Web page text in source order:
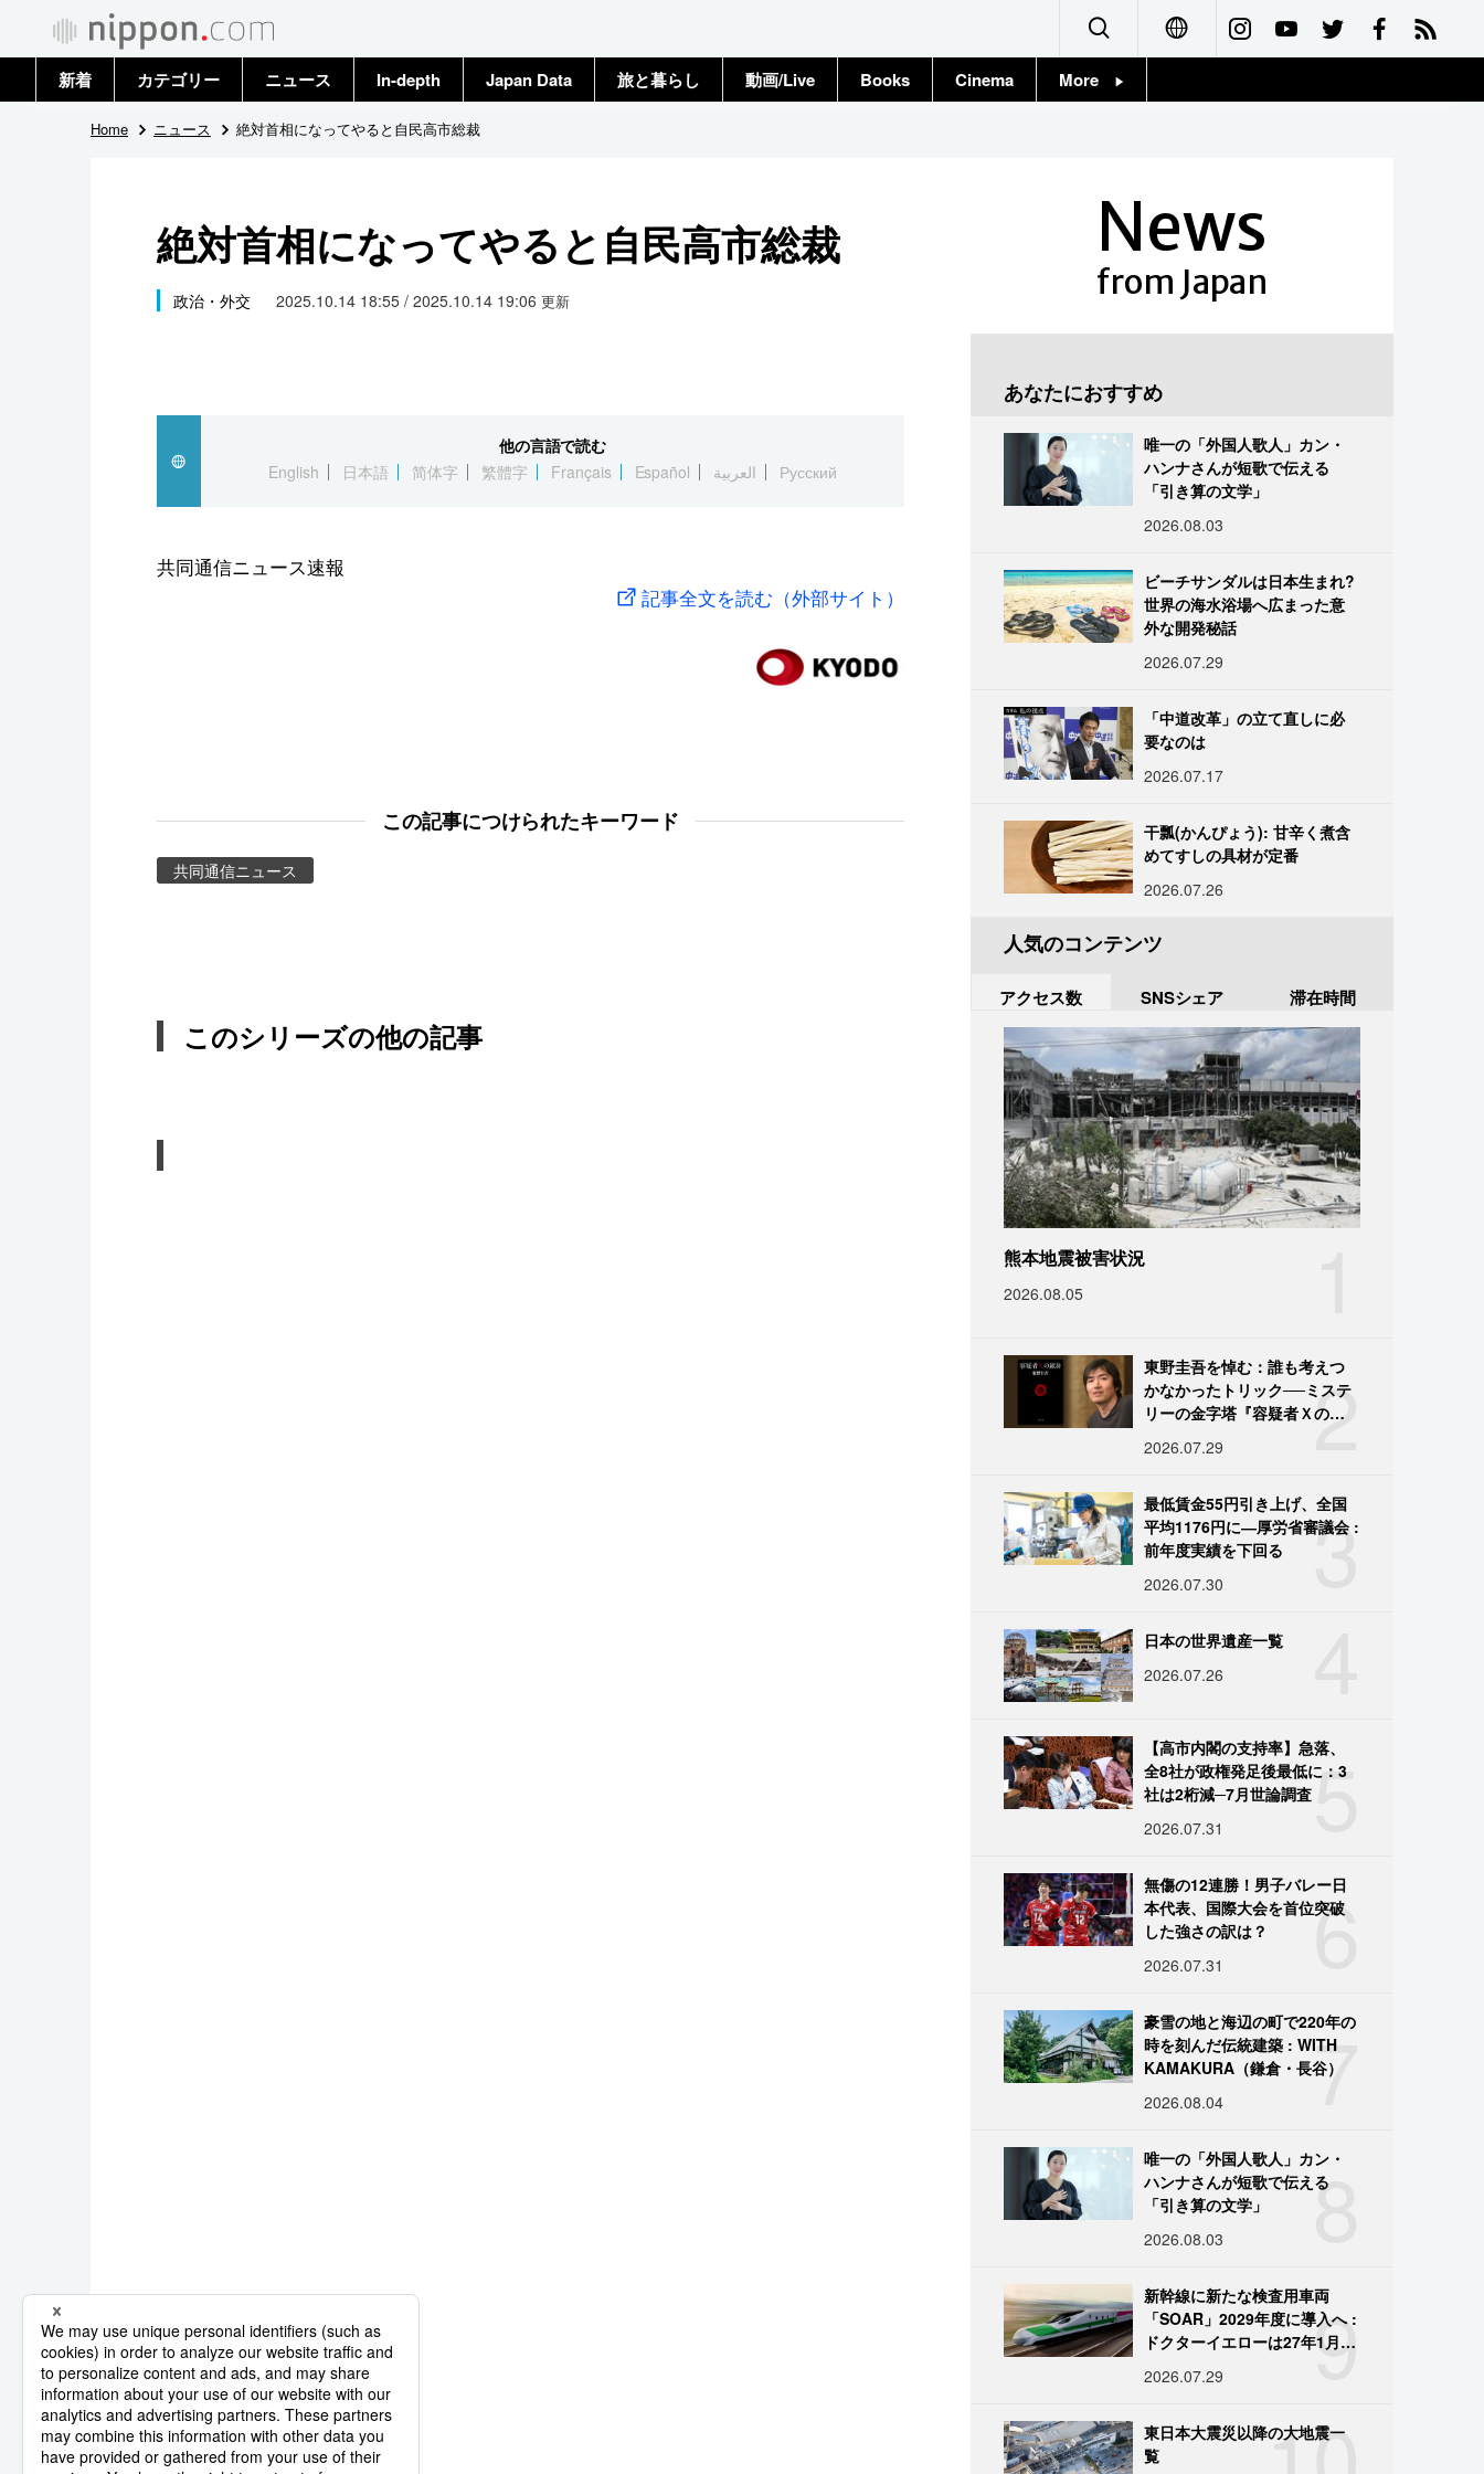
Français
新着 カテゴリー
政治・外交
国際
科学・技術
暮らし
ニュース
トップ
In-depth Japan Data 旅と暮らし 動画/Live Books Cinema More
Home ニュース 絶対首相になってやると自民高市総裁
絶対首相になってやると自民高市総裁
政治・外交 2025.10.14 18:55 / 2025.10.14 19:06 更新
他の言語で読む
English
日本語 简体字 繁體字 Français Español العربية Русский
共同通信ニュース速報
記事全文を読む（外部サイト）
この記事につけられたキーワード
共同通信ニュース
このシリーズの他の記事
News
from Japan
あなたにおすすめ
唯一の「外国人歌人」カン・
ハンナさんが短歌で伝える
「引き算の文学」
2026.08.03
ビーチサンダルは日本生まれ?
世界の海水浴場へ広まった意
外な開発秘話
2026.07.29
「中道改革」の立て直しに必
要なのは
2026.07.17
干瓢(かんぴょう): 甘辛く煮含
めてすしの具材が定番
2026.07.26
人気のコンテンツ
アクセス数 SNSシェア 滞在時間
熊本地震被害状況
2026.08.05
2
東野圭吾を悼む：誰も考えつ
かなかったトリック──ミステ
リーの金字塔『容疑者Ｘの献
2026.07.29
3
最低賃金55円引き上げ、全国
平均1176円に―厚労省審議会 :
前年度実績を下回る
2026.07.30
日本の世界遺産一覧
2026.07.26
5
【高市内閣の支持率】急落、
全8社が政権発足後最低に：3
社は2桁減─7月世論調査
2026.07.31
6
無傷の12連勝！男子バレー日
本代表、国際大会を首位突破
した強さの訳は？
2026.07.31
7
豪雪の地と海辺の町で220年の
時を刻んだ伝統建築 : WITH
KAMAKURA（鎌倉・長谷）
2026.08.04
8
唯一の「外国人歌人」カン・
ハンナさんが短歌で伝える
「引き算の文学」
2026.08.03
9
新幹線に新たな検査用車両
「SOAR」2029年度に導入へ :
ドクターイエローは27年1月に
2026.07.29
東日本大震災以降の大地震一
覧